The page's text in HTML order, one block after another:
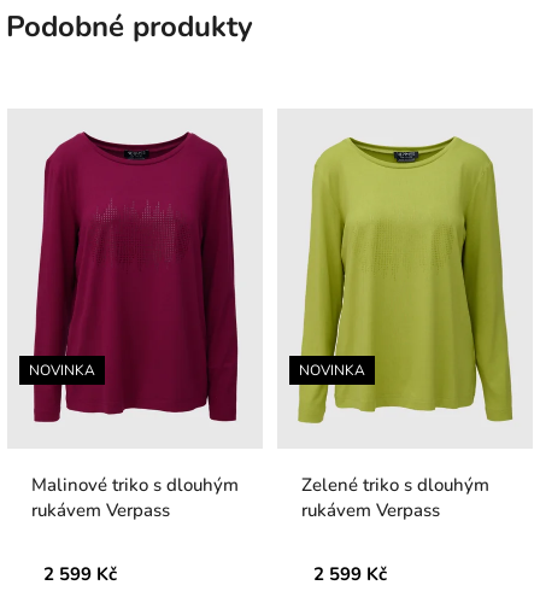
Podobné produkty
NOVINKA
Malinové triko s dlouhým
rukávem Verpass
2 599 Kč
NOVINKA
Zelené triko s dlouhým
rukávem Verpass
2 599 Kč